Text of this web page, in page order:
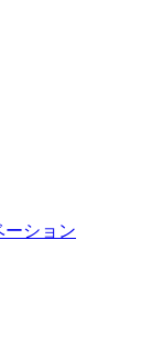
ーション